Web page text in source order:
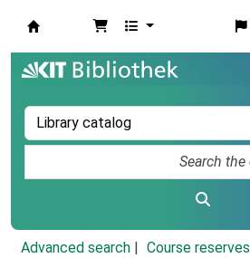
Advanced search Course reserves